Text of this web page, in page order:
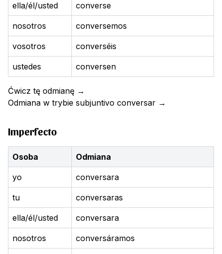
ella/él/usted converse
nosotros conversemos
vosotros converséis
ustedes conversen
Ćwicz tę odmianę →
Odmiana w trybie subjuntivo conversar →
Imperfecto
Osoba Odmiana
yo conversara
tu conversaras
ella/él/usted conversara
nosotros conversáramos